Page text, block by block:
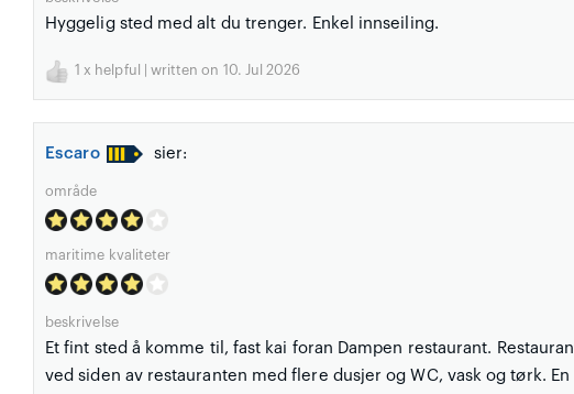
Hyggelig sted med alt du trenger. Enkel innseiling.
1 x helpful | written on 10. Jul 2026
Escaro sier:
område
maritime kvaliteter
beskrivelse
Et fint sted å komme til, fast kai foran Dampen restaurant.
ved siden av restauranten med flere dusjer og WC, vask og tørk.